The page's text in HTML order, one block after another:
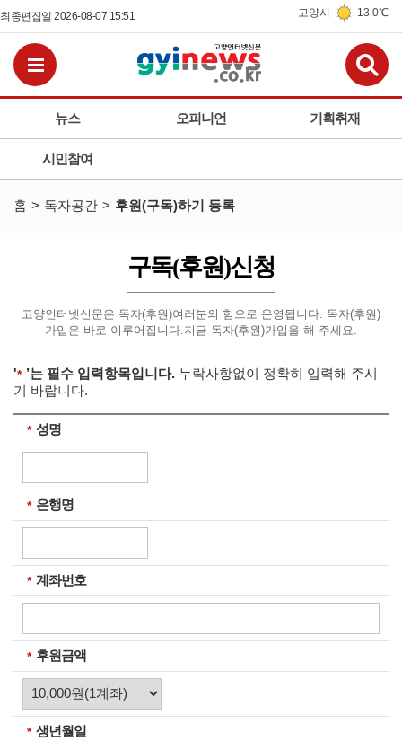
최종편집일 2026-08-07 15:51 고양시 13.0℃
뉴스 오피니언 기획취재
시민참여
홈 독자공간 후원(구독)하기 등록
구독(후원)신청
고양인터넷신문은 독자(후원)여러분의 힘으로 운영됩니다. 독자(후원)
가입은 바로 이루어집니다.지금 독자(후원)가입을 해 주세요.
' 필수입력
’는 필수 입력항목입니다. 누락사항없이 정확히 입력해 주시
기 바랍니다.
필수입력
성명
필수입력
은행명
필수입력
계좌번호
필수입력
후원금액
필수입력
생년월일